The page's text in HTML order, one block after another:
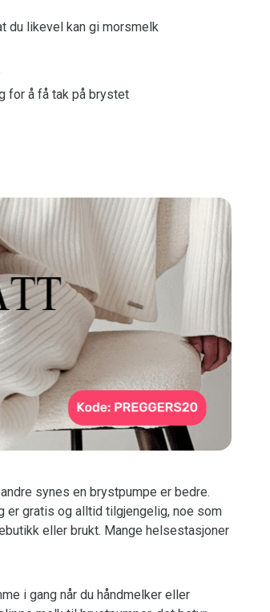
du likevel kan gi morsmelk
for å få tak på brystet
synes en brystpumpe er bedre.
er gratis og alltid tilgjengelig, noe som
eller brukt. Mange helsestasjoner
i gang når du håndmelker eller